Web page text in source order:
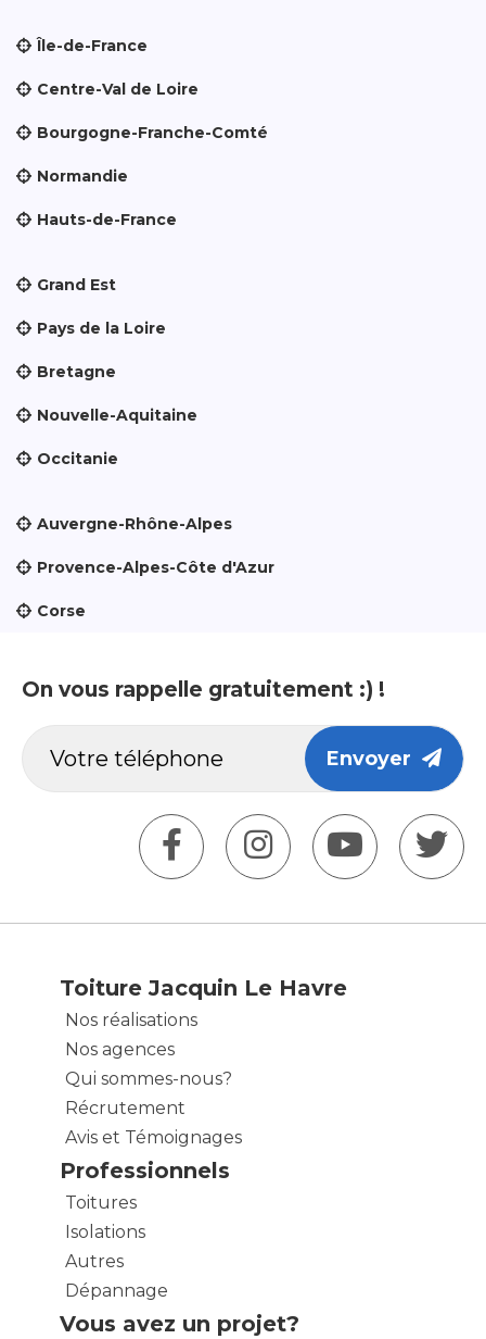
Île-de-France
Centre-Val de Loire
Bourgogne-Franche-Comté
Normandie
Hauts-de-France
Grand Est
Pays de la Loire
Bretagne
Nouvelle-Aquitaine
Occitanie
Auvergne-Rhône-Alpes
Provence-Alpes-Côte d'Azur
Corse
On vous rappelle gratuitement :) !
Envoyer
Toiture Jacquin Le Havre
Nos réalisations
Nos agences
Qui sommes-nous?
Récrutement
Avis et Témoignages
Professionnels
Toitures
Isolations
Autres
Dépannage
Vous avez un projet?